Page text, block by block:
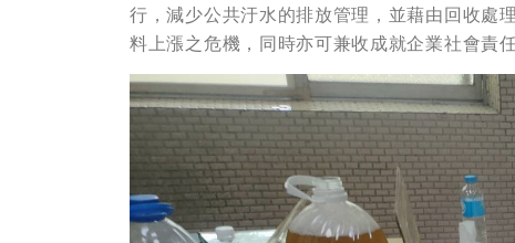
行，減少公共汙水的排放管理，並藉由回收處
料上漲之危機，同時亦可兼收成就企業社會責